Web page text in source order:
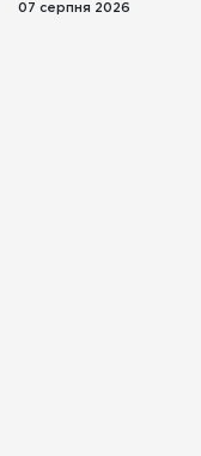
07 серпня 2026